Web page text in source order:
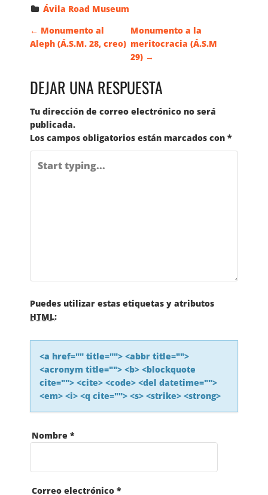
Ávila Road Museum
N
V
E
G
N
D
A
S
E
← Monumento al
Aleph (Á.S.M. 28, creo)
Monumento a la
meritocracia (Á.S.M
29) →
DEJAR UNA RESPUESTA
Tu dirección de correo electrónico no será
publicada.
Los campos obligatorios están marcados con *
Puedes utilizar estas etiquetas y atributos
HTML:
<a href="" title=""> <abbr title="">
<acronym title=""> <b> <blockquote
cite=""> <cite> <code> <del datetime="">
<em> <i> <q cite=""> <s> <strike> <strong>
Nombre *
Correo electrónico *